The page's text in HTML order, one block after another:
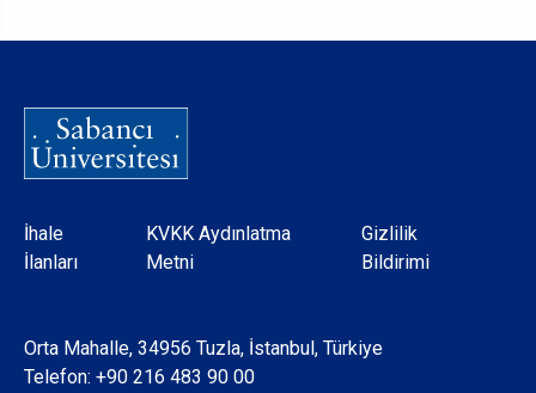
Dipnot
İhale
İlanları
KVKK Aydınlatma
Metni
Gizlilik
Bildirimi
Orta Mahalle, 34956 Tuzla, İstanbul, Türkiye
Telefon: +90 216 483 90 00